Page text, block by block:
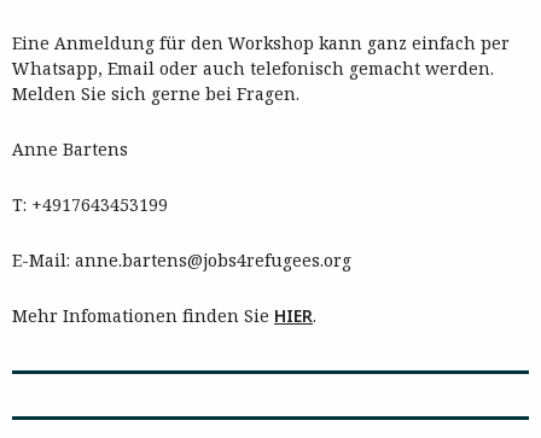
Eine Anmeldung für den Workshop kann ganz einfach per
Whatsapp, Email oder auch telefonisch gemacht werden.
Melden Sie sich gerne bei Fragen.
Anne Bartens
T: +4917643453199
E-Mail: anne.bartens@jobs4refugees.org
Mehr Infomationen finden Sie HIER.